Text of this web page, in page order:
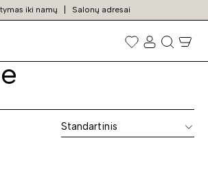
iki namų Salonų adresai
su
Standartinis